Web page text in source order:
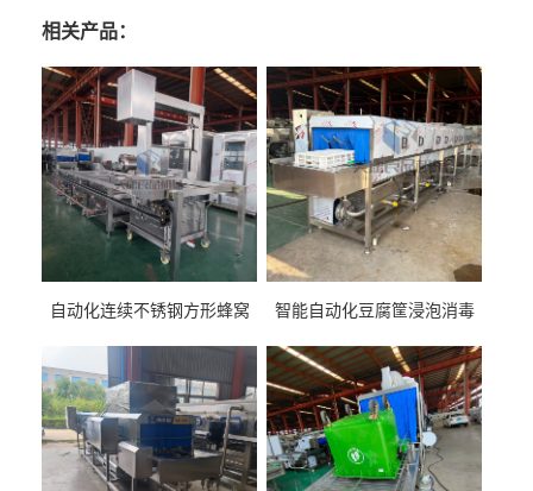
相关产品：
自动化连续不锈钢方形蜂窝
蒸煮设备
智能自动化豆腐筐浸泡消毒
刷洗设备